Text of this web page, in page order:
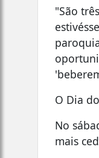
"São
O Dia
No
mais